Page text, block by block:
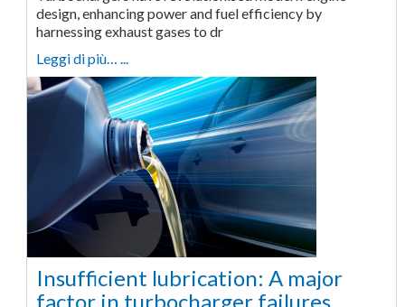
design, enhancing power and fuel efficiency by
harnessing exhaust gases to dr
Leggi di più… ...
Insufficient lubrication: A major
factor in turbocharger failures